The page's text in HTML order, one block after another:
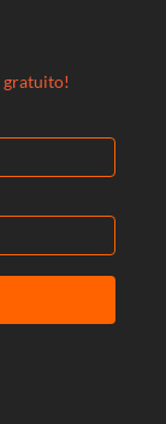
gratuito!